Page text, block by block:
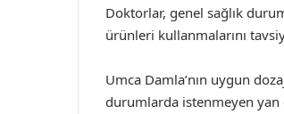
Doktorlar, genel sağlık
ürünleri kullanmalarını
Umca Damla’nın uygun
durumlarda istenmeyen yan